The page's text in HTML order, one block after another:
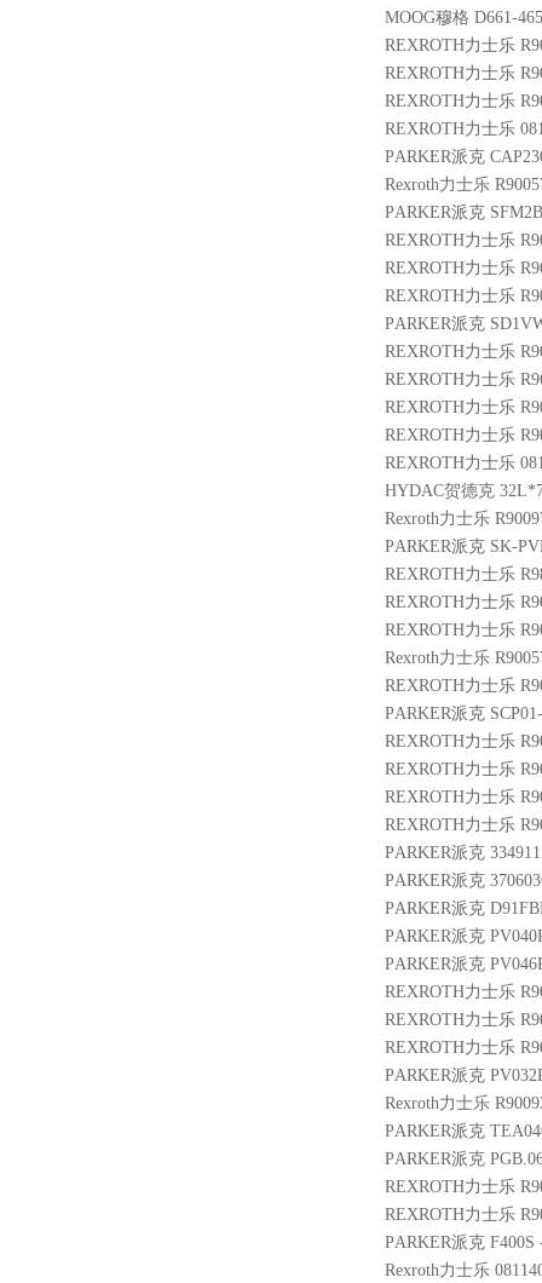
MOOG穆格 D661-
REXROTH力士乐
REXROTH力士乐
REXROTH力士乐
REXROTH力士乐
PARKER派克
Rexroth力士乐
PARKER派克
REXROTH力士乐
REXROTH力士乐
REXROTH力士乐
PARKER派克
REXROTH力士乐
REXROTH力士乐
REXROTH力士乐
REXROTH力士乐
REXROTH力士乐
HYDAC贺德克
Rexroth力士乐
PARKER派克 SK-
REXROTH力士乐
REXROTH力士乐
REXROTH力士乐
Rexroth力士乐
REXROTH力士乐
PARKER派克
REXROTH力士乐
REXROTH力士乐
REXROTH力士乐
REXROTH力士乐
PARKER派克
PARKER派克
PARKER派克
PARKER派克
PARKER派克
REXROTH力士乐
REXROTH力士乐
REXROTH力士乐
PARKER派克
Rexroth力士乐
PARKER派克
PARKER派克
REXROTH力士乐
REXROTH力士乐
PARKER派克
Rexroth力士乐